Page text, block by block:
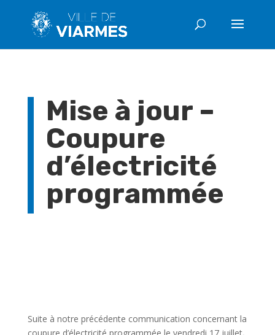
Mise à jour –
Coupure
d’électricité
programmée
Suite à notre précédente communication concernant la